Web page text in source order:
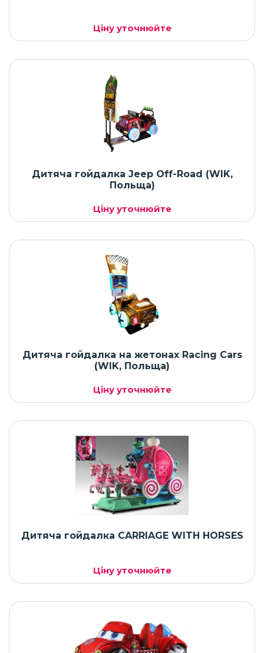
Ціну уточнюйте
Дитяча гойдалка Jeep Off-Road (WIK,
Польща)
Ціну уточнюйте
Дитяча гойдалка на жетонах Racing Cars
(WIK, Польща)
Ціну уточнюйте
Дитяча гойдалка CARRIAGE WITH HORSES
Ціну уточнюйте